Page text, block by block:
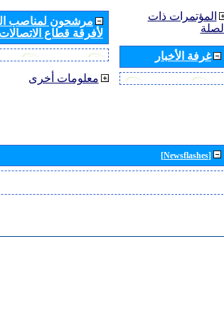
مرشحون لمناصب
لأفرقة قطاع
معلومات أخرى
المؤتمرات ذات
الصلة
غرفة الأخبار
[Newsflashes]